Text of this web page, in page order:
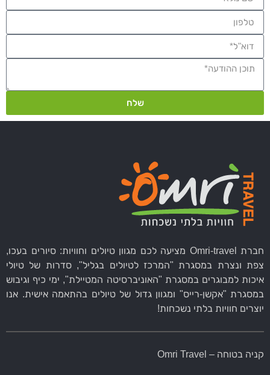
שלח
חברת Omri-travel מציעה לכם מגוון טיולים וחוויות: סיורים בעכו,
צפת ונצרת במסגרת "המרכז לטיולים בגליל", סדרות של טיולי
איכות למבוגרים במסגרת "האוניברסיטה המטיילת", ימי כיף וגיבוש
במסגרת "אקשן-רייס" ומגוון גדול של טיולים בהתאמה אישית. אנו
יוצרים חוויות בלתי נשכחות!
קניה בטוחה – Omri Travel